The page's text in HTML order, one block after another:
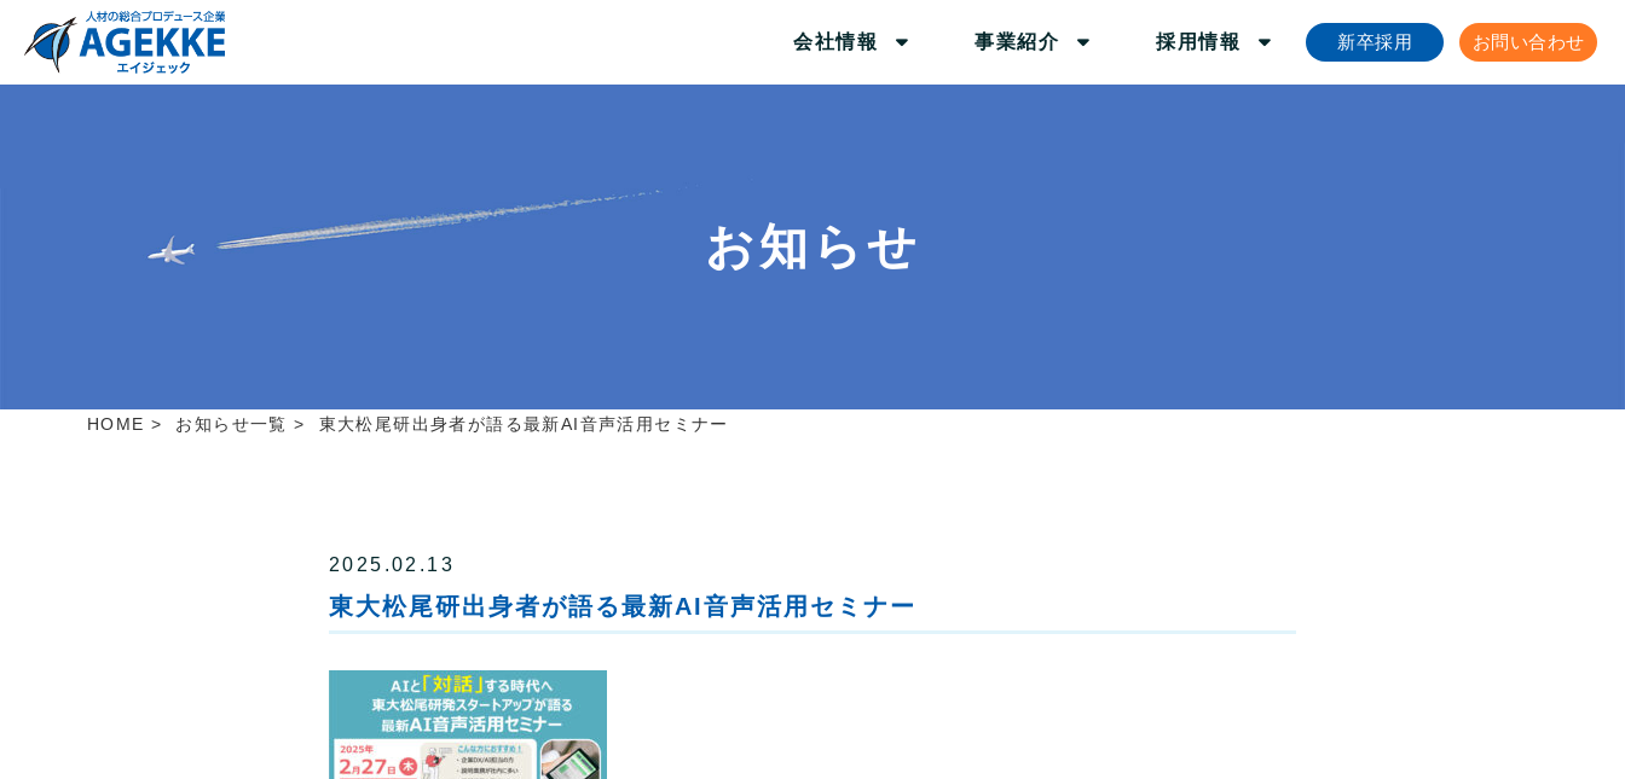
お問い合わせ
新卒採用
会社情報 事業紹介 採用情報
お知らせ
HOME > お知らせ一覧 > 東大松尾研出身者が語る最新AI音声活用セミナー
2025.02.13
東大松尾研出身者が語る最新AI音声活用セミナー